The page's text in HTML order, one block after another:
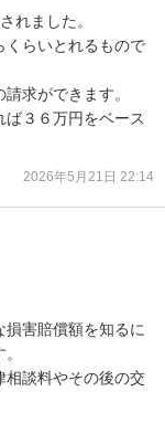
れました。
くらいとれるもので
求ができます。
３６万円をベース
2026年5月21日 22:14
害賠償額を知るに
相談料やその後の交